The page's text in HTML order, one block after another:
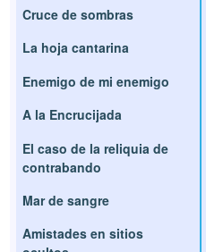
Cruce de sombras
La hoja cantarina
Enemigo de mi enemigo
A la Encrucijada
El caso de la reliquia de
contrabando
Mar de sangre
Amistades en sitios